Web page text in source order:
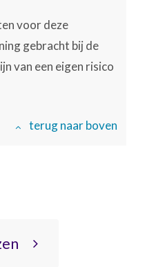
voor deze
gebracht bij de
van een eigen risico
terug naar boven